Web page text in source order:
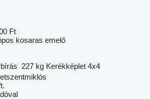
Ft
kosaras emelő
227 kg Kerékképlet 4x4